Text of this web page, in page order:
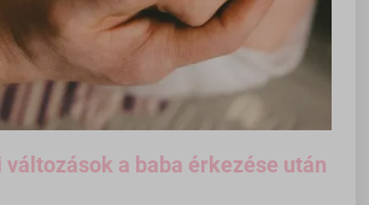
a baba érkezése után